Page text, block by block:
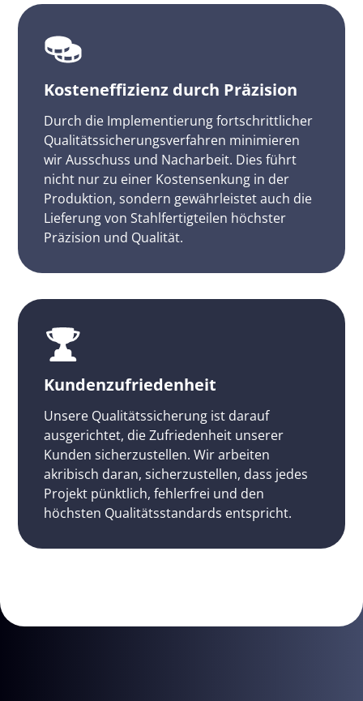
Kosteneffizienz durch Präzision
Durch die Implementierung fortschrittlicher
Qualitätssicherungsverfahren minimieren
wir Ausschuss und Nacharbeit. Dies führt
nicht nur zu einer Kostensenkung in der
Produktion, sondern gewährleistet auch die
Lieferung von Stahlfertigteilen höchster
Präzision und Qualität.
Kundenzufriedenheit
Unsere Qualitätssicherung ist darauf
ausgerichtet, die Zufriedenheit unserer
Kunden sicherzustellen. Wir arbeiten
akribisch daran, sicherzustellen, dass jedes
Projekt pünktlich, fehlerfrei und den
höchsten Qualitätsstandards entspricht.